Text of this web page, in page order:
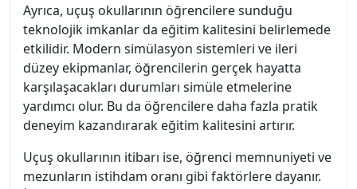
Ayrıca, uçuş okullarının öğrencilere sunduğu
teknolojik imkanlar da eğitim kalitesini belirlemede
etkilidir. Modern simülasyon sistemleri ve ileri
düzey ekipmanlar, öğrencilerin gerçek hayatta
karşılaşacakları durumları simüle etmelerine
yardımcı olur. Bu da öğrencilere daha fazla pratik
deneyim kazandırarak eğitim kalitesini artırır.
Uçuş okullarının itibarı ise, öğrenci memnuniyeti ve
mezunların istihdam oranı gibi faktörlere dayanır.